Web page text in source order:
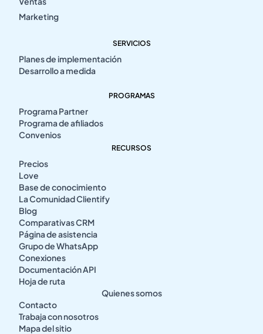
Marketing
SERVICIOS
Planes de implementación
Desarrollo a medida
PROGRAMAS
Programa Partner
Programa de afiliados
Convenios
RECURSOS
Precios
Love
Base de conocimiento
La Comunidad Clientify
Blog
Comparativas CRM
Página de asistencia
Grupo de WhatsApp
Conexiones
Documentación API
Hoja de ruta
Quienes somos
Contacto
Trabaja con nosotros
Mapa del sitio